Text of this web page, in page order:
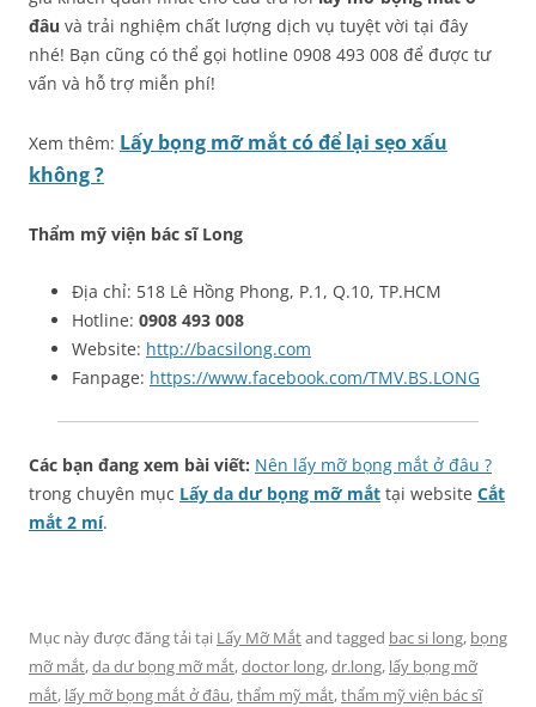
đâu và trải nghiệm chất lượng dịch vụ tuyệt vời tại đây
nhé! Bạn cũng có thể gọi hotline 0908 493 008 để được tư
vấn và hỗ trợ miễn phí!
Xem thêm: Lấy bọng mỡ mắt có để lại sẹo xấu
không ?
Thẩm mỹ viện bác sĩ Long
Địa chỉ: 518 Lê Hồng Phong, P.1, Q.10, TP.HCM
Hotline: 0908 493 008
Website: http://bacsilong.com
Fanpage: https://www.facebook.com/TMV.BS.LONG
Các bạn đang xem bài viết: Nên lấy mỡ bọng mắt ở đâu ?
trong chuyên mục Lấy da dư bọng mỡ mắt tại website Cắt
mắt 2 mí.
Mục này được đăng tải tại Lấy Mỡ Mắtand tagged bac si long, bọng
mỡ mắt,da dư bọng mỡ mắt,doctor long,dr.long, lấy bọng mỡ
mắt, lấy mỡ bọng mắt ở đâu,thẩm mỹ mắt,thẩm mỹ viện bác sĩ